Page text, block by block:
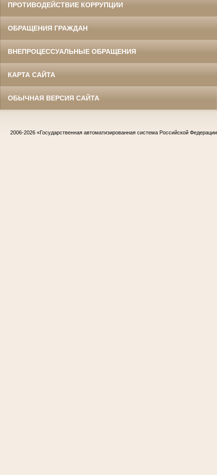
ПРОТИВОДЕЙСТВИЕ КОРРУПЦИИ
ОБРАЩЕНИЯ ГРАЖДАН
ВНЕПРОЦЕССУАЛЬНЫЕ ОБРАЩЕНИЯ
КАРТА САЙТА
ОБЫЧНАЯ ВЕРСИЯ САЙТА
2006-2026 «Государственная автоматизированная система Российской